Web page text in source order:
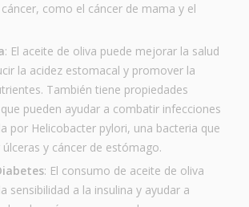
como el cáncer de mama y el
: El aceite de oliva puede mejorar la salud
la acidez estomacal y promover la
También tiene propiedades
pueden ayudar a combatir infecciones
por Helicobacter pylori, una bacteria que
y cáncer de estómago.
: El consumo de aceite de oliva
sensibilidad a la insulina y ayudar a